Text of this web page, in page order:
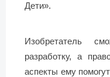
Дети».
Изобретатель
разработку, а
аспекты ему